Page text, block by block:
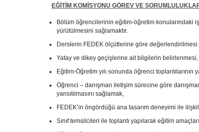
EĞİTİM KOMİSYONU GÖREV VE
Bölüm öğrencilerinin eğitim-öğretim konularındaki
yürütülmesini sağlamaktır.
Derslerin FEDEK ölçütlerine göre değerlendirilmesi
Yatay ve dikey geçişlerine ait bilgilerin
Eğitim-Öğretim yılı sonunda öğrenci
Öğrenci – danışman iletişim sürecine göre
yansıtılmasını sağlamak,
FEDEK’in öngördüğü ana tasarım deneyimi ile
Sınıf temsilcileri ile toplantı yapılarak eğitim